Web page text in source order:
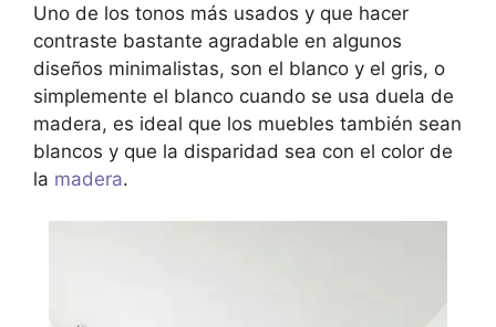
Uno de los tonos más usados y que hacer
contraste bastante agradable en algunos
diseños minimalistas, son el blanco y el gris, o
simplemente el blanco cuando se usa duela de
madera, es ideal que los muebles también sean
blancos y que la disparidad sea con el color de
la madera.